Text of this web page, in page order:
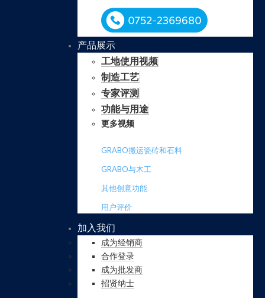
产品展示
工地使用视频
制造工艺
专家评测
功能与用途
更多视频
GRABO搬运瓷砖和石料
GRABO与木工
其他创意功能
用户评价
加入我们
成为经销商
合作登录
成为批发商
招贤纳士